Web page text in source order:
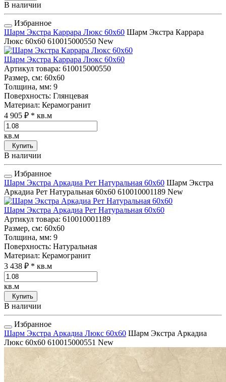
В наличии
Избранное
Шарм Экстра Каррара Люкс 60x60 Шарм Экстра Каррара
Люкс 60x60 610015000550 New
Шарм Экстра Каррара Люкс 60x60
Артикул товара: 610015000550
Размер, см: 60x60
Толщина, мм: 9
Поверхность: Глянцевая
Материал: Керамогранит
4 905 ₽ * кв.м
кв.м
Купить
В наличии
Избранное
Шарм Экстра Аркадиа Рет Натуральная 60x60 Шарм Экстра
Аркадиа Рет Натуральная 60x60 610010001189 New
Шарм Экстра Аркадиа Рет Натуральная 60x60
Артикул товара: 610010001189
Размер, см: 60x60
Толщина, мм: 9
Поверхность: Натуральная
Материал: Керамогранит
3 438 ₽ * кв.м
кв.м
Купить
В наличии
Избранное
Шарм Экстра Аркадиа Люкс 60x60 Шарм Экстра Аркадиа
Люкс 60x60 610015000551 New